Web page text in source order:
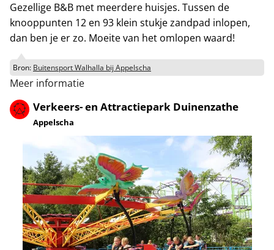
Gezellige B&B met meerdere huisjes. Tussen de
knooppunten 12 en 93 klein stukje zandpad inlopen,
dan ben je er zo. Moeite van het omlopen waard!
Bron: Buitensport Walhalla bij Appelscha
Meer informatie
Verkeers- en Attractiepark Duinenzathe
Appelscha